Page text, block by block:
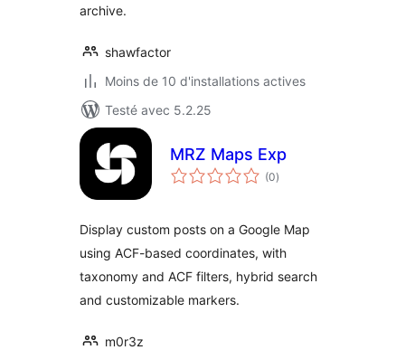
archive.
shawfactor
Moins de 10 d'installations actives
Testé avec 5.2.25
MRZ Maps Exp
(0notes
en
)
Display custom posts on a Google Map
using ACF-based coordinates, with
taxonomy and ACF filters, hybrid search
and customizable markers.
m0r3z